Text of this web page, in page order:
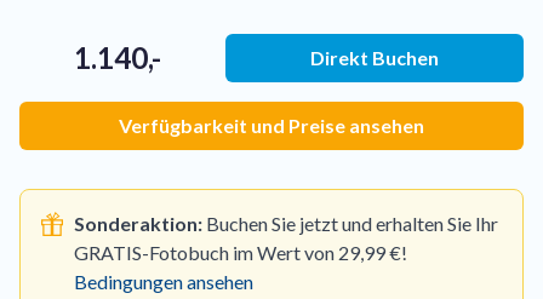
1.140,- Direkt Buchen
Verfügbarkeit und Preise ansehen
Sonderaktion: Buchen Sie jetzt und erhalten Sie Ihr
GRATIS-Fotobuch im Wert von 29,99 €!
Bedingungen ansehen